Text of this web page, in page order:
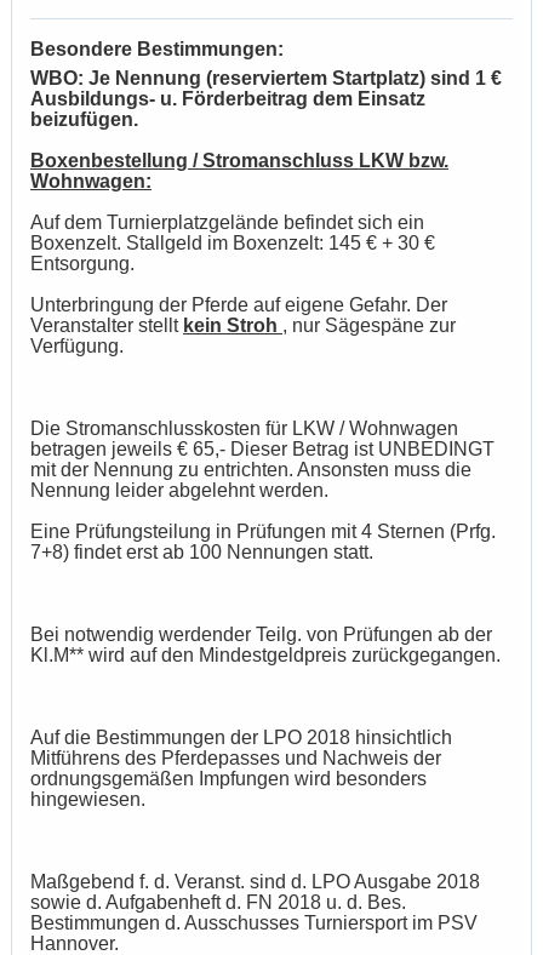
Besondere Bestimmungen:
WBO: Je Nennung (reserviertem Startplatz) sind 1 €
Ausbildungs- u. Förderbeitrag dem Einsatz
beizufügen.
Boxenbestellung / Stromanschluss LKW bzw.
Wohnwagen:
Auf dem Turnierplatzgelände befindet sich ein
Boxenzelt. Stallgeld im Boxenzelt: 145 € + 30 €
Entsorgung.
Unterbringung der Pferde auf eigene Gefahr. Der
Veranstalter stellt kein Stroh , nur Sägespäne zur
Verfügung.
Die Stromanschlusskosten für LKW / Wohnwagen
betragen jeweils € 65,- Dieser Betrag ist UNBEDINGT
mit der Nennung zu entrichten. Ansonsten muss die
Nennung leider abgelehnt werden.
Eine Prüfungsteilung in Prüfungen mit 4 Sternen (Prfg.
7+8) findet erst ab 100 Nennungen statt.
Bei notwendig werdender Teilg. von Prüfungen ab der
Kl.M** wird auf den Mindestgeldpreis zurückgegangen.
Auf die Bestimmungen der LPO 2018 hinsichtlich
Mitführens des Pferdepasses und Nachweis der
ordnungsgemäßen Impfungen wird besonders
hingewiesen.
Maßgebend f. d. Veranst. sind d. LPO Ausgabe 2018
sowie d. Aufgabenheft d. FN 2018 u. d. Bes.
Bestimmungen d. Ausschusses Turniersport im PSV
Hannover.